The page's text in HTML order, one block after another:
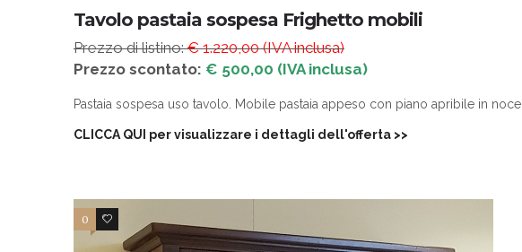
Tavolo pastaia sospesa Frighetto mobili
Prezzo di listino:€ 1.220,00 (IVA inclusa)
Prezzo scontato: € 500,00 (IVA inclusa)
Pastaia sospesa uso tavolo. Mobile pastaia appeso con piano apribile in noce.
CLICCA QUI per visualizzare i dettagli dell'offerta >>
0 4